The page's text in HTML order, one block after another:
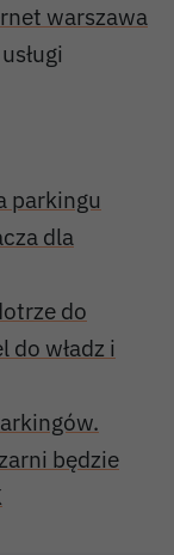
warszawa
parkingu
dla
do
władz i
będzie